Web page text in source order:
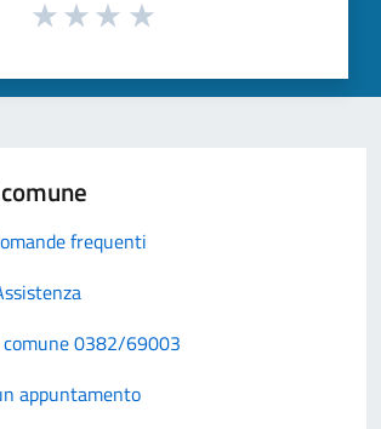
frequenti
comune 0382/69003
appuntamento